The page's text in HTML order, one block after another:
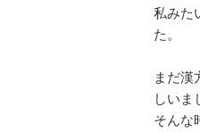
私みた
た。
まだ漢
しいま
そんな